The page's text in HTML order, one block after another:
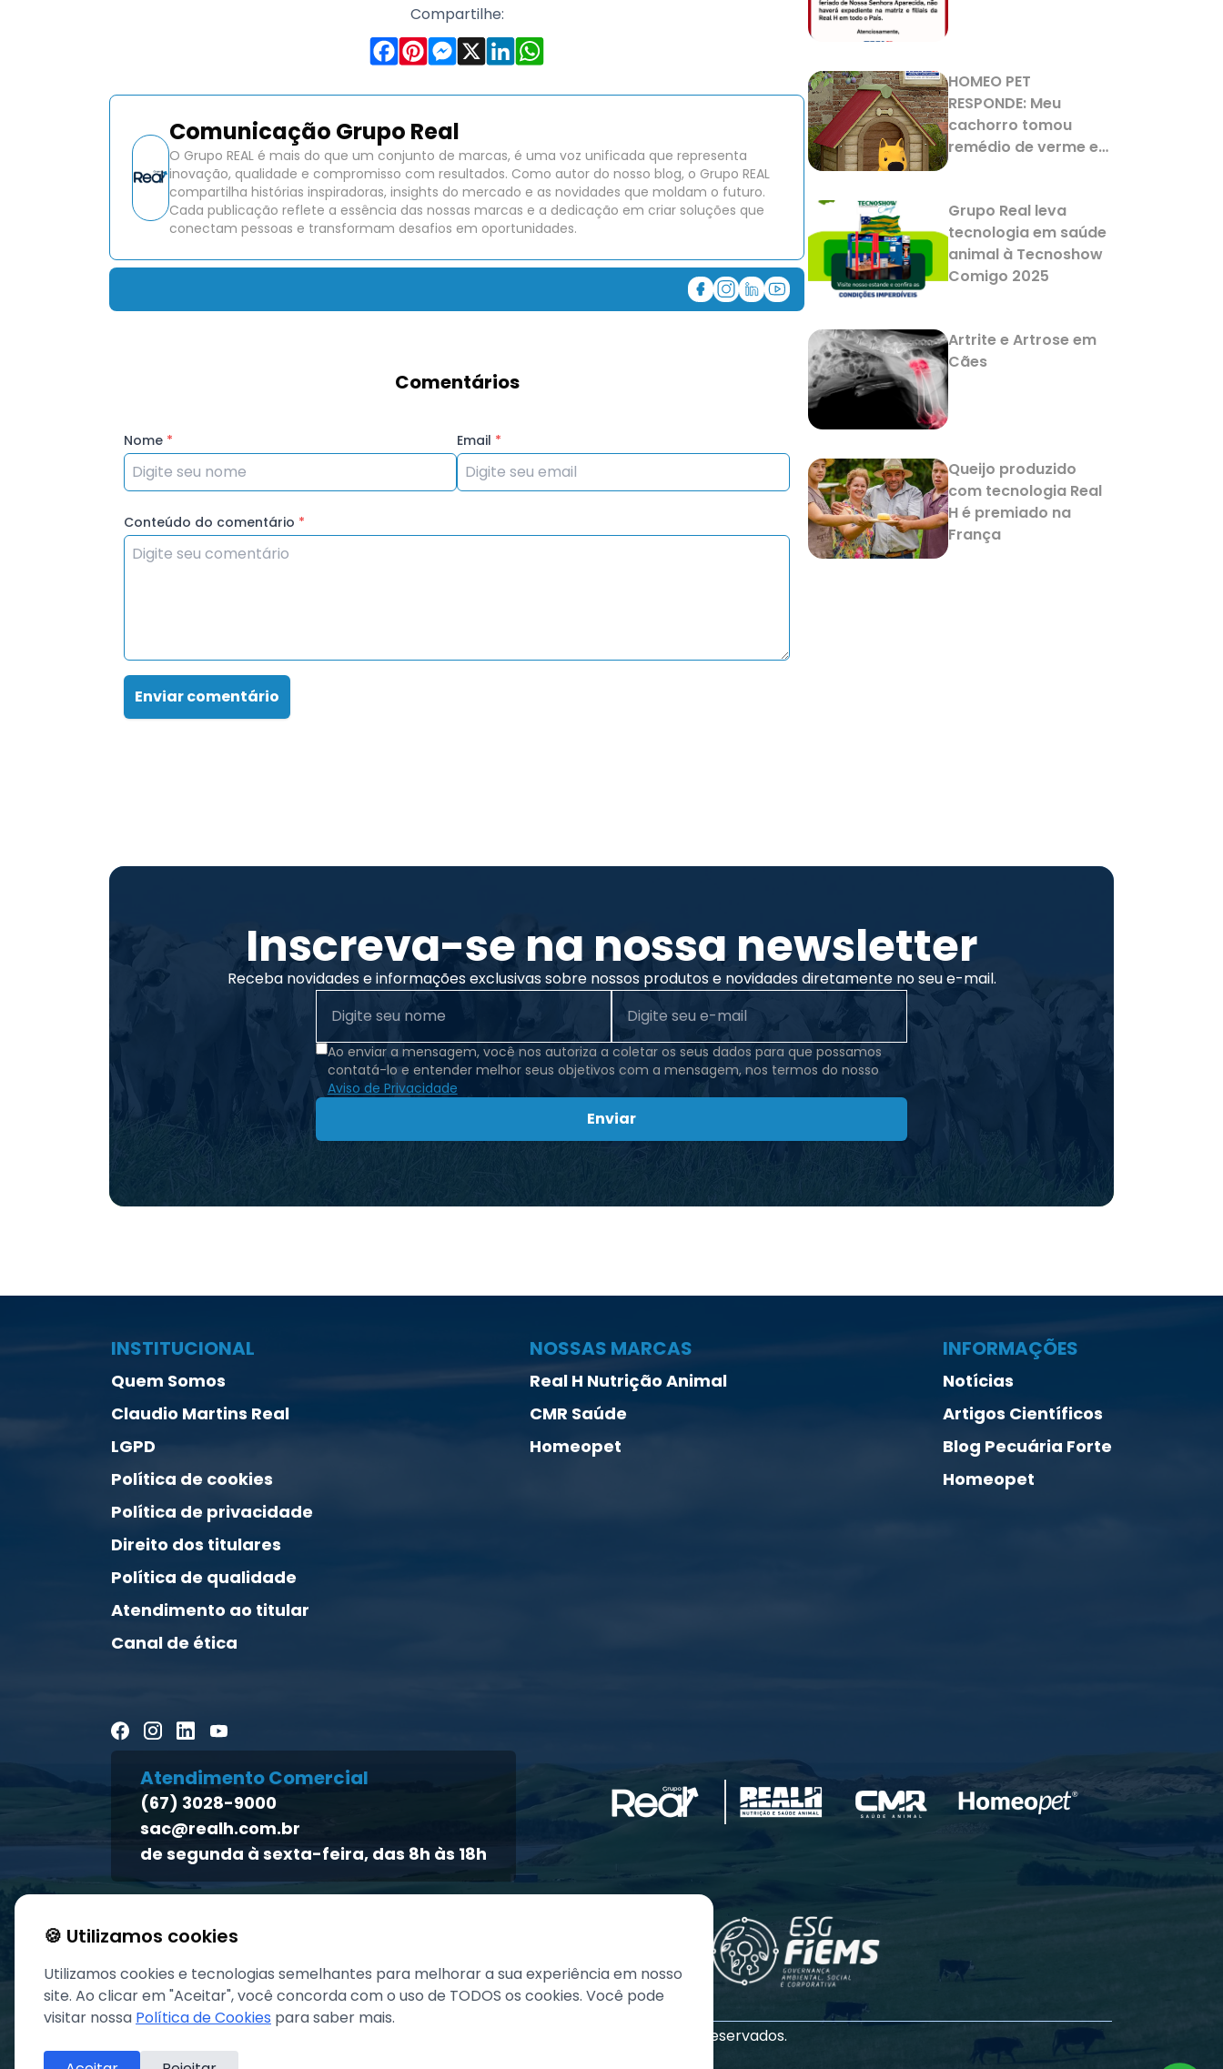
Compartilhe:
Comunicação Grupo Real
O Grupo REAL é mais do que um conjunto de marcas, é uma voz unificada que representa
inovação, qualidade e compromisso com resultados. Como autor do nosso blog, o Grupo REAL
compartilha histórias inspiradoras, insights do mercado e as novidades que moldam o futuro.
Cada publicação reflete a essência das nossas marcas e a dedicação em criar soluções que
conectam pessoas e transformam desafios em oportunidades.
Comentários
Nome * Email *
Conteúdo do comentário *
Enviar comentário
HOMEO PET
RESPONDE: Meu
cachorro tomou
remédio de verme e
normal?
Grupo Real leva
tecnologia em saúde
animal à Tecnoshow
Comigo 2025
Artrite e Artrose em
Cães
Queijo produzido
com tecnologia Real
H é premiado na
França
Inscreva-se na nossa newsletter
Receba novidades e informações exclusivas sobre nossos produtos e novidades diretamente no seu e-mail.
Ao enviar a mensagem, você nos autoriza a coletar os seus dados para que possamos
contatá-lo e entender melhor seus objetivos com a mensagem, nos termos do nosso
Aviso de Privacidade
Enviar
INSTITUCIONAL
Quem Somos
Claudio Martins Real
LGPD
Política de cookies
Política de privacidade
Direito dos titulares
Política de qualidade
Atendimento ao titular
Canal de ética
NOSSAS MARCAS
Real H Nutrição Animal
CMR Saúde
Homeopet
INFORMAÇÕES
Notícias
Artigos Científicos
Blog Pecuária Forte
Homeopet
Atendimento Comercial
(67) 3028-9000
sac@realh.com.br
de segunda à sexta-feira, das 8h às 18h
Grupo REAL. Todos os direitos reservados.
🍪 Utilizamos cookies
Utilizamos cookies e tecnologias semelhantes para melhorar a sua experiência em nosso
site. Ao clicar em "Aceitar", você concorda com o uso de TODOS os cookies. Você pode
visitar nossa Política de Cookies para saber mais.